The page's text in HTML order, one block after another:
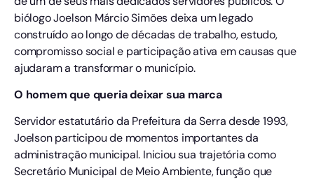
biólogo Joelson Márcio Simões deixa um legado
construído ao longo de décadas de trabalho, estudo,
compromisso social e participação ativa em causas que
ajudaram a transformar o município.
O homem que queria deixar sua marca
Servidor estatutário da Prefeitura da Serra desde 1993,
Joelson participou de momentos importantes da
administração municipal. Iniciou sua trajetória como
Secretário Municipal de Meio Ambiente, função que